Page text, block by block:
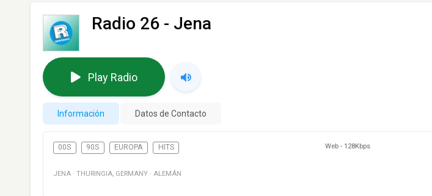
Radio 26 - Jena
Play Radio
Información Datos de Contacto
00S 90S EUROPA HITS Web - 128Kbps
JENA · THURINGIA, GERMANY · ALEMÁN